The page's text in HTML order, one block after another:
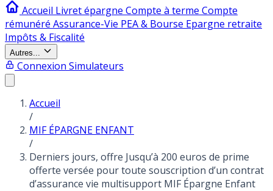
Accueil Livret épargne Compte à terme Compte
rémunéré Assurance-Vie PEA & Bourse Epargne retraite
Impôts & Fiscalité
Autres...
Connexion Simulateurs
Accueil
/
MIF ÉPARGNE ENFANT
/
Derniers jours, offre Jusqu’à 200 euros de prime
offerte versée pour toute souscription d’un contrat
d’assurance vie multisupport MIF Épargne Enfant